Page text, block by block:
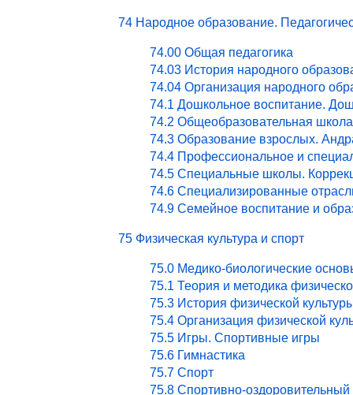
74 Народное образование.
74.00 Общая педагогика
74.03 История народного
74.04 Организация народного
74.1 Дошкольное воспитание.
74.2 Общеобразовательная
74.3 Образование взрослых.
74.4 Профессиональное и
74.5 Специальные школы.
74.6 Специализированные
74.9 Семейное воспитание и
75 Физическая культура и спорт
75.0 Медико-биологические
75.1 Теория и методика
75.3 История физической
75.4 Организация физической
75.5 Игры. Спортивные игры
75.6 Гимнастика
75.7 Спорт
75.8 Спортивно-